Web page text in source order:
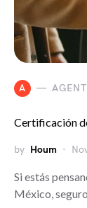
A
Certificación
by Houm
Si estás
México,